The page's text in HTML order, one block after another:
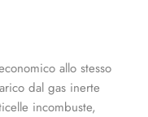
allo stesso
dal gas inerte
incombuste,